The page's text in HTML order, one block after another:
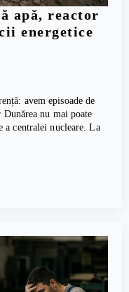
apă, reactor
energetice
avem episoade de
nu mai poate
a centralei nucleare. La